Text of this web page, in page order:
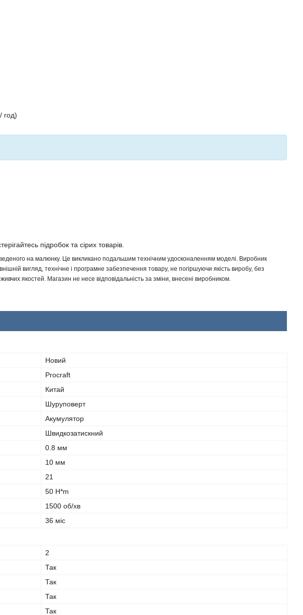
год)
підробок та сірих товарів.
на малюнку. Це викликано подальшим технічним удосконаленням моделі. Виробник
вигляд, технічне і програмне забезпечення товару, не погіршуючи якість виробу, без
якостей. Магазин не несе відповідальність за зміни, внесені виробником.
Новий
Procraft
Китай
Шуруповерт
Акумулятор
Швидкозатискний
0.8 мм
10 мм
21
50 H*m
1500 об/хв
36 міс
2
Так
Так
Так
Так